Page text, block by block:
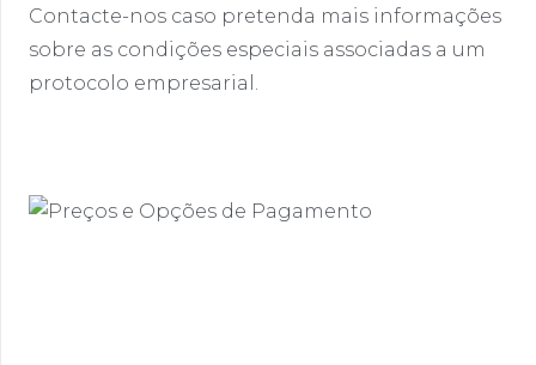
Contacte-nos caso pretenda mais informações
sobre as condições especiais associadas a um
protocolo empresarial.